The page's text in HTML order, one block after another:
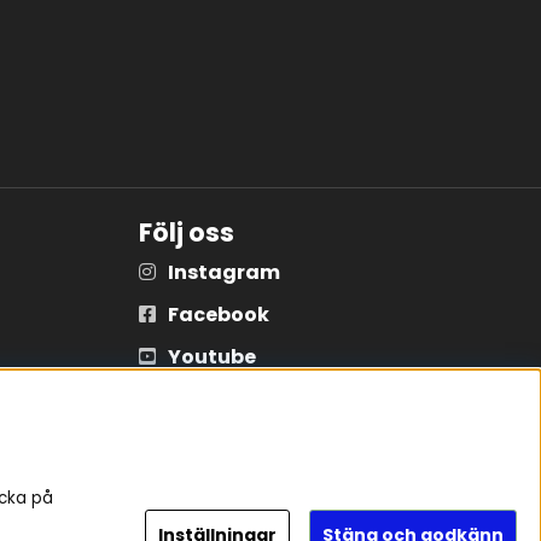
Följ oss
Instagram
Facebook
Youtube
på
Inställningar Stäng och godkänn